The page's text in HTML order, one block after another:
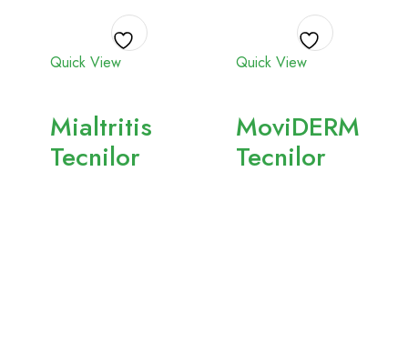
Adicionar
favoritos
Quick View
Mialtritis
Tecnilor
Adicionar
favoritos
Quick View
MoviDERM
Tecnilor